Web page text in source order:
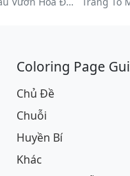
Coloring Page
Chủ Đề
Chuỗi
Huyền Bí
Khác